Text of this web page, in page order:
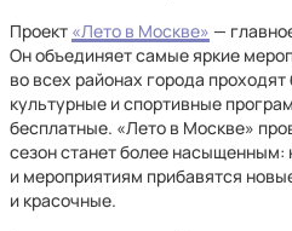
Проект «Лето в Москве» —
Он объединяет самые яркие
во всех районах города
культурные и спортивные
бесплатные. «Лето в Москве»
сезон станет более
и мероприятиям прибавятся
и красочные.